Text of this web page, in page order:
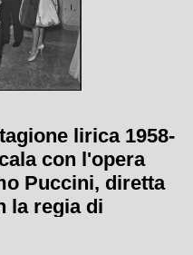
lirica 1958-
con l'opera
Puccini, diretta
la regia di